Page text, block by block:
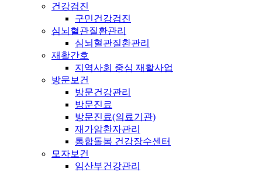
건강검진
구민건강검진
심뇌혈관질환관리
심뇌혈관질환관리
재활간호
지역사회 중심 재활사업
방문보건
방문건강관리
방문진료
방문진료(의료기관)
재가암환자관리
통합돌봄 건강장수센터
모자보건
임산부건강관리